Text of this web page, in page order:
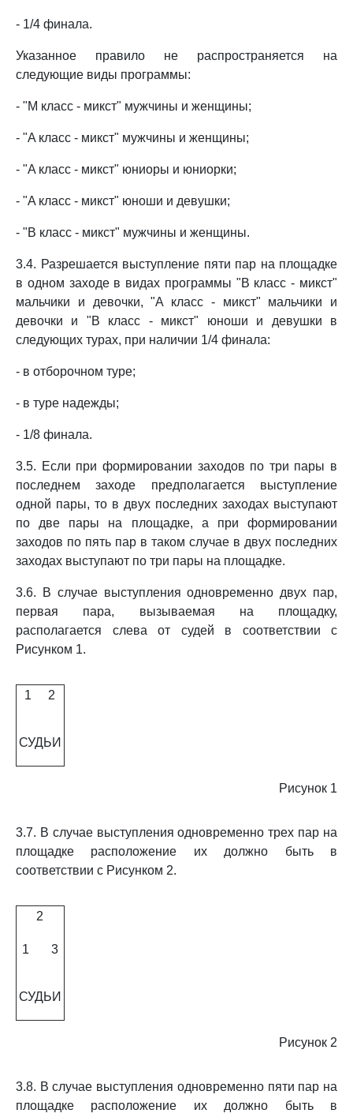
- 1/4 финала.
Указанное правило не распространяется на
следующие виды программы:
- "M класс - микст" мужчины и женщины;
- "A класс - микст" мужчины и женщины;
- "A класс - микст" юниоры и юниорки;
- "A класс - микст" юноши и девушки;
- "B класс - микст" мужчины и женщины.
3.4. Разрешается выступление пяти пар на площадке
в одном заходе в видах программы "B класс - микст"
мальчики и девочки, "A класс - микст" мальчики и
девочки и "B класс - микст" юноши и девушки в
следующих турах, при наличии 1/4 финала:
- в отборочном туре;
- в туре надежды;
- 1/8 финала.
3.5. Если при формировании заходов по три пары в
последнем заходе предполагается выступление
одной пары, то в двух последних заходах выступают
по две пары на площадке, а при формировании
заходов по пять пар в таком случае в двух последних
заходах выступают по три пары на площадке.
3.6. В случае выступления одновременно двух пар,
первая пара, вызываемая на площадку,
располагается слева от судей в соответствии с
Рисунком 1.
1 2
СУДЬИ
Рисунок 1
3.7. В случае выступления одновременно трех пар на
площадке расположение их должно быть в
соответствии с Рисунком 2.
2
1 3
СУДЬИ
Рисунок 2
3.8. В случае выступления одновременно пяти пар на
площадке расположение их должно быть в